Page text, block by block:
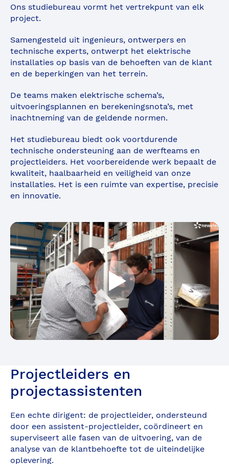
Ons studiebureau vormt het vertrekpunt van elk
project.
Samengesteld uit ingenieurs, ontwerpers en
technische experts, ontwerpt het elektrische
installaties op basis van de behoeften van de klant
en de beperkingen van het terrein.
De teams maken elektrische schema’s,
uitvoeringsplannen en berekeningsnota’s, met
inachtneming van de geldende normen.
Het studiebureau biedt ook voortdurende
technische ondersteuning aan de werfteams en
projectleiders. Het voorbereidende werk bepaalt de
kwaliteit, haalbaarheid en veiligheid van onze
installaties. Het is een ruimte van expertise, precisie
en innovatie.
Démarrer
Projectleiders en
projectassistenten
Een echte dirigent: de projectleider, ondersteund
door een assistent-projectleider, coördineert en
superviseert alle fasen van de uitvoering, van de
analyse van de klantbehoefte tot de uiteindelijke
oplevering.